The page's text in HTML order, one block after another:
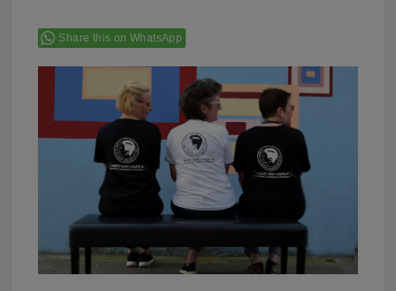
Share this on WhatsApp